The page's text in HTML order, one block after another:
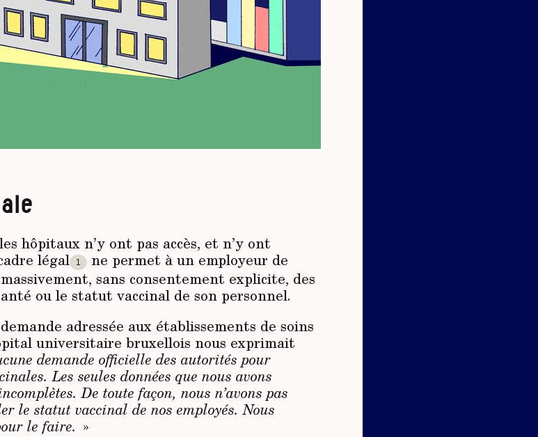
hôpitaux n’y ont pas accès, et n’y ont
légal
1
ne permet à un employeur de
sans consentement explicite, des
ou le statut vaccinal de son personnel.
adressée aux établissements de soins
universitaire bruxellois nous exprimait
demande officielle des autorités pour
Les seules données que nous avons
De toute façon, nous n’avons pas
le statut vaccinal de nos employés. Nous
le faire. »